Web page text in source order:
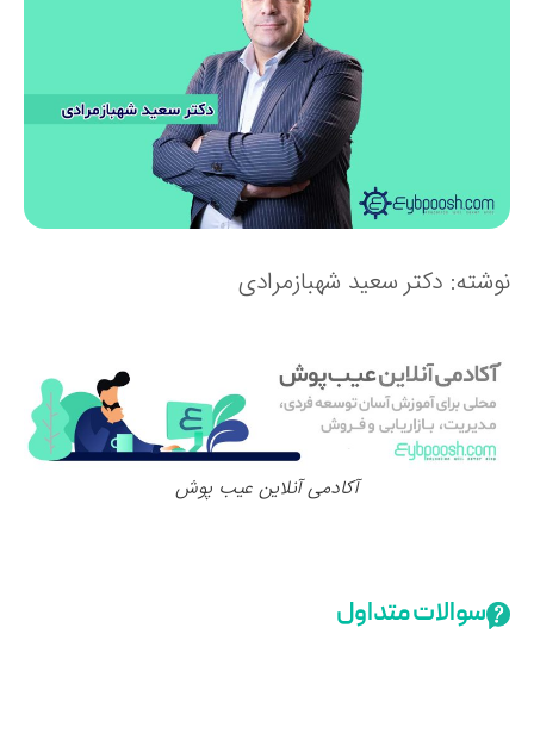
دکتر سعید شهبازمرادی
آکادمی آنلاین عیب پوش
سوالات متداول